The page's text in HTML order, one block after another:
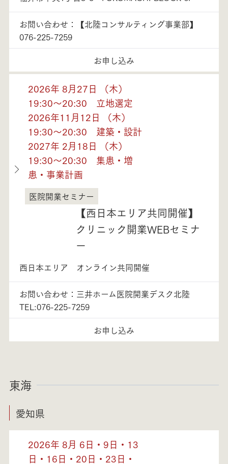
お問い合わせ：【北陸コンサルティング事業部】
076-225-7259
お申し込み
2026年 8月27日 （木）
19:30～20:30 立地選定
2026年11月12日 （木）
19:30～20:30 建築・設計
2027年 2月18日 （木）
19:30～20:30 集患・増
患・事業計画
福井県
医院開業セミナー
【西日本エリア共同開催】
クリニック開業WEBセミナ
ー
西日本エリア オンライン共同開催
お問い合わせ：三井ホーム医院開業デスク北陸
TEL:076-225-7259
お申し込み
東海
愛知県
2026年 8月 6日・9日・13
日・16日・20日・23日・